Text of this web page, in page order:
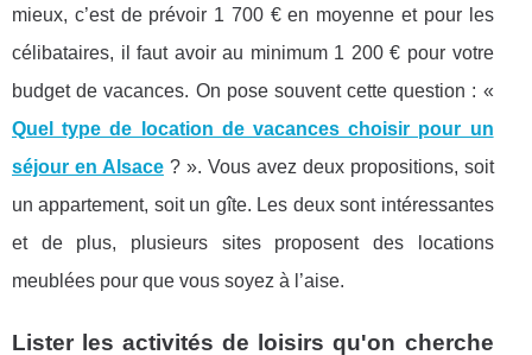
mieux, c’est de prévoir 1 700 € en moyenne et pour les
célibataires, il faut avoir au minimum 1 200 € pour votre
budget de vacances. On pose souvent cette question : «
Quel type de location de vacances choisir pour un
séjour en Alsace? ». Vous avez deux propositions, soit
un appartement, soit un gîte. Les deux sont intéressantes
et de plus, plusieurs sites proposent des locations
meublées pour que vous soyez à l’aise.
Lister les activités de loisirs qu'on cherche